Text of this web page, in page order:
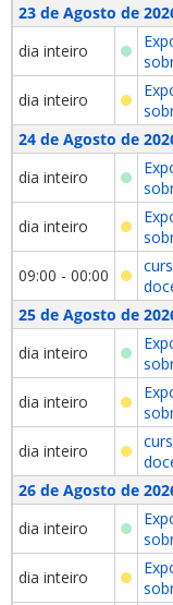
23 de Agosto de
dia inteiro
dia inteiro
24 de Agosto de
dia inteiro
dia inteiro
09:00 - 00:00
25 de Agosto de
dia inteiro
dia inteiro
dia inteiro
26 de Agosto de
dia inteiro
dia inteiro